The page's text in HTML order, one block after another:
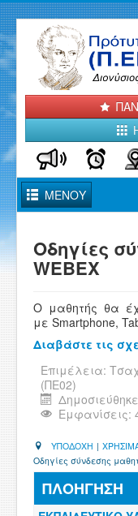
Toggle
Navigation
ΜΕΝΟΥ
ΤΟ ΣΧΟΛΕΙΟ ΜΑΣ
ΑΝΑΚΟΙΝΩΣΕΙΣ -
ΤΟΜΕΙΣ και
ΧΡΗΣΙΜΑ
ΕΠΙΚΟΙΝΩΝΙΑ
ΠΕΡΙΟΧΗ ΜΕΛΩΝ
Οδηγίες
WEBEX
Ο μαθητής θα
με Smartphone,
Διαβάστε τις
Επιμέλεια:
(ΠΕ02)
Εμφανίσεις:
ΥΠΟΔΟΧΗ |
Οδηγίες σύνδεσης
ΠΛΟΗΓΗΣΗ